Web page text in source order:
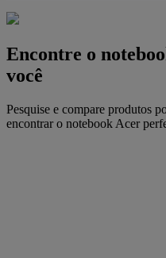
Encontre o
você
Pesquise e compare produtos
encontrar o notebook Acer